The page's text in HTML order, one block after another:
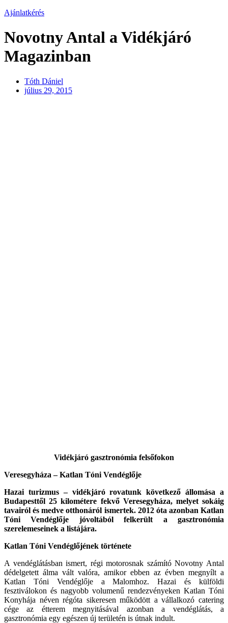
Ajánlatkérés
Novotny Antal a Vidékjáró
Magazinban
Tóth Dániel
július 29, 2015
Vidékjáró gasztronómia felsőfokon
Veresegyháza – Katlan Tóni Vendéglője
Hazai turizmus – vidékjáró rovatunk következő állomása a
Budapesttől 25 kilométere fekvő Veresegyháza, melyet sokáig
tavairól és medve otthonáról ismertek. 2012 óta azonban Katlan
Tóni Vendéglője jóvoltából felkerült a gasztronómia
szerelemeseinek a listájára.
Katlan Tóni Vendéglőjének története
A vendéglátásban ismert, régi motorosnak számító Novotny Antal
dédelgetett álma vált valóra, amikor ebben az évben megnyílt a
Katlan Tóni Vendéglője a Malomhoz. Hazai és külföldi
fesztiválokon és nagyobb volumenű rendezvényeken Katlan Tóni
Konyhája néven régóta sikeresen működött a vállalkozó catering
cége az étterem megnyitásával azonban a vendéglátás, a
gasztronómia egy egészen új területén is útnak indult.